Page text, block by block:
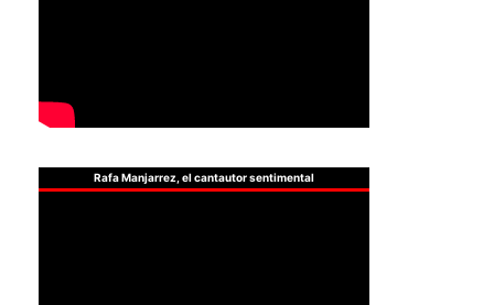
Rafa Manjarrez, el cantautor sentimental